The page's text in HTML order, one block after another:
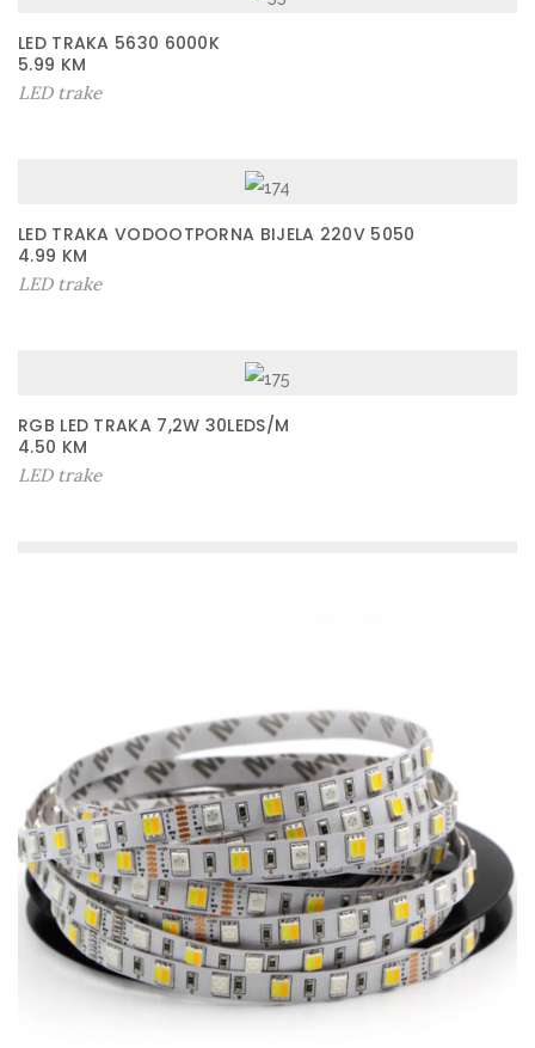
LED TRAKA 5630 6000K
5.99 KM
LED trake
LED TRAKA VODOOTPORNA BIJELA 220V 5050
4.99 KM
LED trake
RGB LED TRAKA 7,2W 30LEDS/M
4.50 KM
LED trake